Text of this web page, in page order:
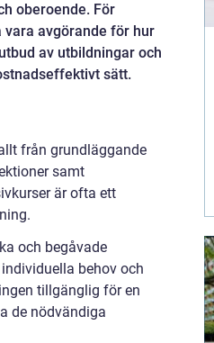
oberoende. För
vara avgörande för hur
av utbildningar och
sätt.
från grundläggande
samt
är ofta ett
och begåvade
behov och
tillgänglig för en
de nödvändiga